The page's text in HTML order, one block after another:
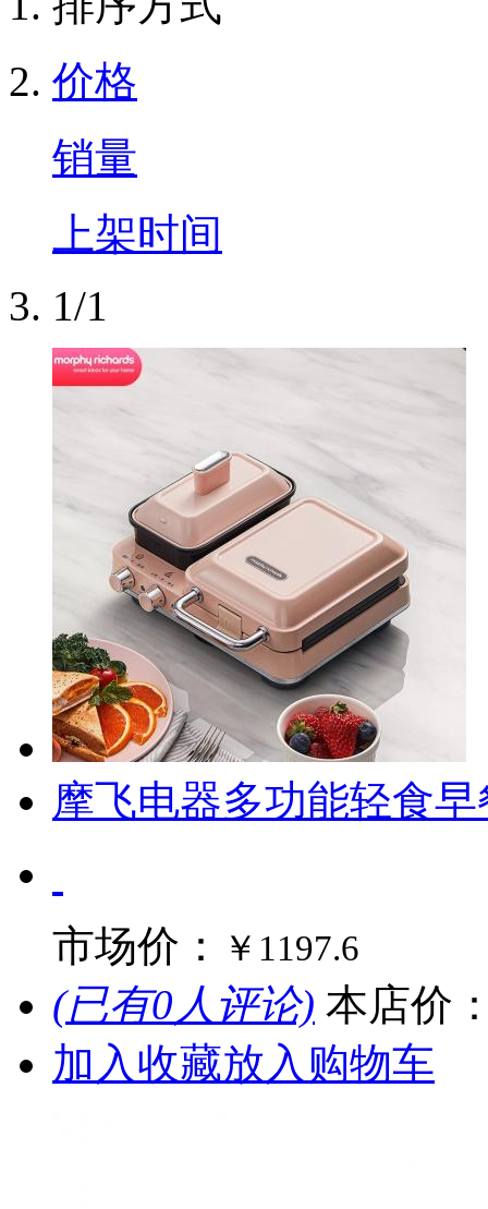
价格
销量
上架时间
1/1
摩飞电器多功能轻食
市场价： ￥1197.6
(已有0人评论) 本店价
加入收藏放入购物车